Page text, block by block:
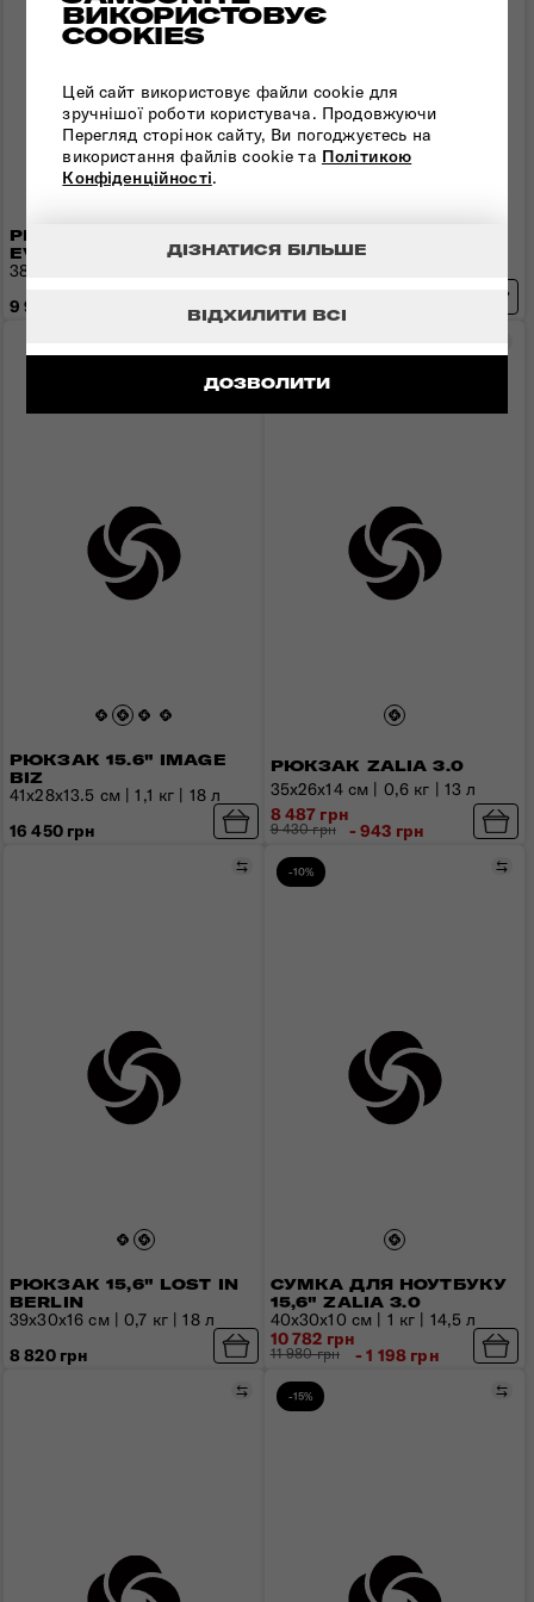
ВИКОРИСТОВУЄ
COOKIES
Цей сайт використовує файли cookie для
зручнішої роботи користувача. Продовжуючи
Перегляд сторінок сайту, Ви погоджуєтесь на
використання файлів cookie та Політикою
Конфіденційності.
ДОЗВОЛИТИ
ВІДХИЛИТИ ВСІ
ДІЗНАТИСЯ БІЛЬШЕ
РЮКЗАК 14,1" KARISSA
EVO
38,5x27,5x13 см | 0,8 кг | 15 л
9 990 грн
РЮКЗАК 14,1" 4PACK
РЮКЗАК 15.6" IMAGE
BIZ
41x28x13.5 см | 1,1 кг | 18 л
16 450 грн
РЮКЗАК ZALIA 3.0
35x26x14 см | 0,6 кг | 13 л
8 487 грн
9 430 грн - 943 грн
РЮКЗАК 15,6" LOST IN
BERLIN
Порівняти
39х30х16 см | 0,7 кг | 18 л
8 820 грн
-10%
СУМКА ДЛЯ НОУТБУКУ
15,6" ZALIA 3.0
40x30x10 см | 1 кг | 14,5 л
10 782 грн
11 980 грн - 1 198 грн
Порівняти
-15%